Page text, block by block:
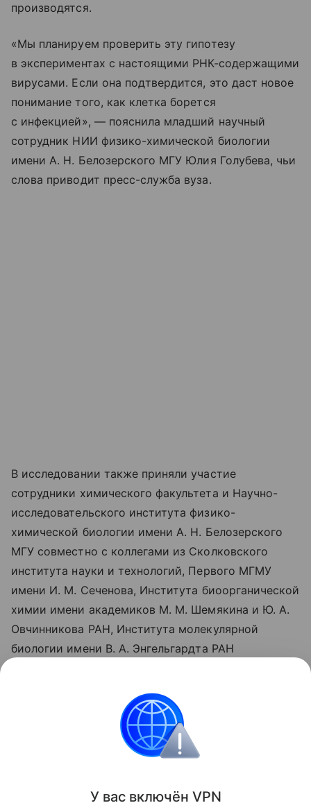
производятся.
«Мы планируем проверить эту гипотезу
в экспериментах с настоящими РНК-содержащими
вирусами. Если она подтвердится, это даст новое
понимание того, как клетка борется
с инфекцией», — пояснила младший научный
сотрудник НИИ физико-химической биологии
имени А. Н. Белозерского МГУ Юлия Голубева, чьи
слова приводит пресс-служба вуза.
В исследовании также приняли участие
сотрудники химического факультета и Научно-
исследовательского института физико-
химической биологии имени А. Н. Белозерского
МГУ совместно с коллегами из Сколковского
института науки и технологий, Первого МГМУ
имени И. М. Сеченова, Института биоорганической
химии имени академиков М. М. Шемякина и Ю. А.
Овчинникова РАН, Института молекулярной
биологии имени В. А. Энгельгардта РАН
в журнале Autophagy.
Поделиться
У вас включён VPN